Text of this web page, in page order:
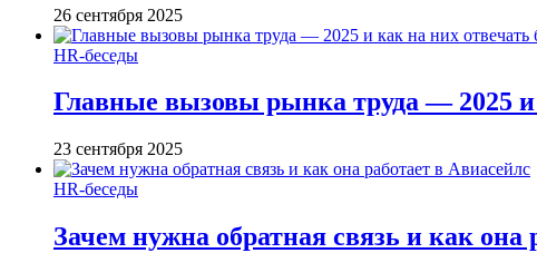
26 сентября 2025
HR-беседы
Главные вызовы рынка труда — 2025 и
23 сентября 2025
HR-беседы
Зачем нужна обратная связь и как она